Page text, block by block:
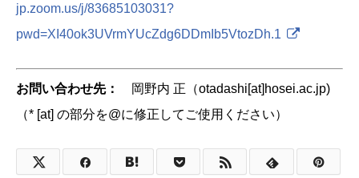
jp.zoom.us/j/83685103031?
pwd=XI40ok3UVrmYUcZdg6DDmIb5VtozDh.1
お問い合わせ先：
岡野内 正（otadashi[at]hosei.ac.jp)
（* [at] の部分を@に修正してご使用ください）